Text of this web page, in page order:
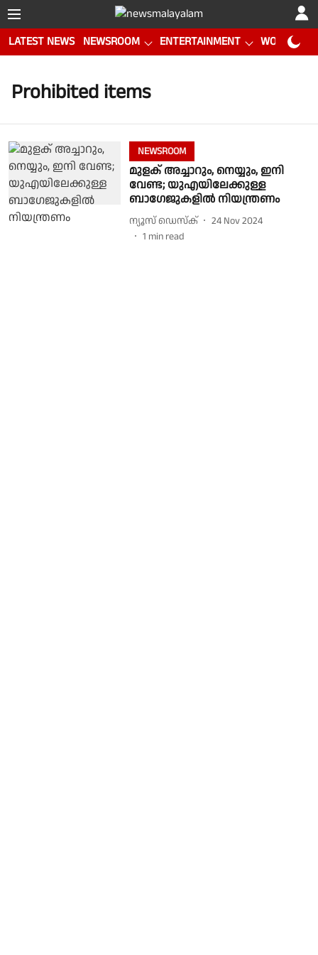
LATEST NEWS NEWSROOM ENTERTAINMENT WORLD CUP
Prohibited items
NEWSROOM
മുളക് അച്ചാറും, നെയ്യും, ഇനി
വേണ്ട; യുഎയിലേക്കുള്ള
ബാഗേജുകളിൽ നിയന്ത്രണം
ന്യൂസ് ഡെസ്ക്
24 Nov 2024
1 min read